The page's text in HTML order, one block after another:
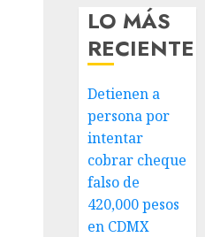
LO MÁS
RECIENTE
Detienen a
persona por
intentar
cobrar cheque
falso de
420,000 pesos
en CDMX